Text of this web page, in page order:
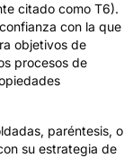
citado como T6).
con la que
objetivos de
procesos de
, paréntesis, o
su estrategia de